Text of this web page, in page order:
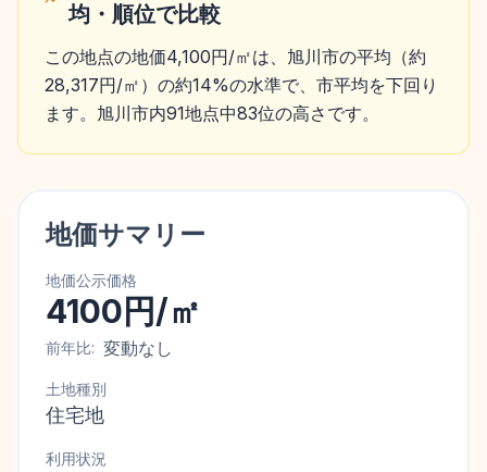
均・順位で比較
この地点の地価4,100円/㎡は、旭川市の平均（約
28,317円/㎡）の約14%の水準で、市平均を下回り
ます。旭川市内91地点中83位の高さです。
地価サマリー
地価公示価格
4100円/㎡
前年比: 変動なし
土地種別
住宅地
利用状況